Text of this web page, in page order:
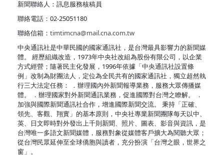
新聞聯絡人：訊息服務核稿員
聯絡電話：02-25051180
聯絡信箱： timtimcna@mail.cna.com.tw
中央通訊社是中華民國的國家通訊社，是台灣最具影響力的新聞媒
體。 經歷組織改造，1973年中央社改組為股份有限公司，以企業
方式經營；隨著民主化發展，1996年依據「中央通訊社設置條
例」改制為財團法人，定位為全民共有的國家通訊社，獨立超然執
行三大法定任務： ．辦理國內外新聞報導業務，服務大眾傳播媒
體。 ．辦理國家對外新聞通訊業務，促進國際對台灣之瞭解。 ．
加強與國際新聞通訊社合作，增進國際新聞交流。 秉持「正確、
領先、客觀、翔實」的基本原則，中央社專業新聞團隊每天以中、
英、日文即時對外發出上千則新聞、照片、圖表、影音與資訊，是
台灣唯一多語文新聞媒體，服務對象從媒體客戶擴大為閱聽大眾；
從台灣民眾延伸至全球僑胞與讀者，充分扮演「台灣之眼，世界之
窗」。